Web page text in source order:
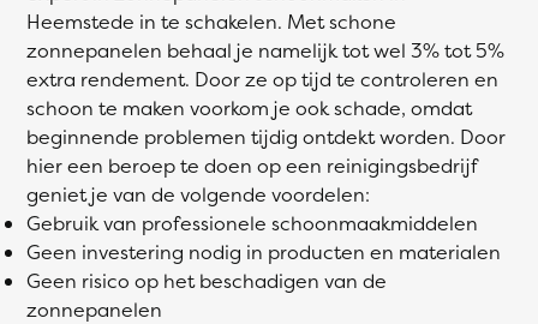
Heemstede in te schakelen. Met schone
zonnepanelen behaal je namelijk tot wel 3% tot 5%
extra rendement. Door ze op tijd te controleren en
schoon te maken voorkom je ook schade, omdat
beginnende problemen tijdig ontdekt worden. Door
hier een beroep te doen op een reinigingsbedrijf
geniet je van de volgende voordelen:
Gebruik van professionele schoonmaakmiddelen
Geen investering nodig in producten en materialen
Geen risico op het beschadigen van de
zonnepanelen